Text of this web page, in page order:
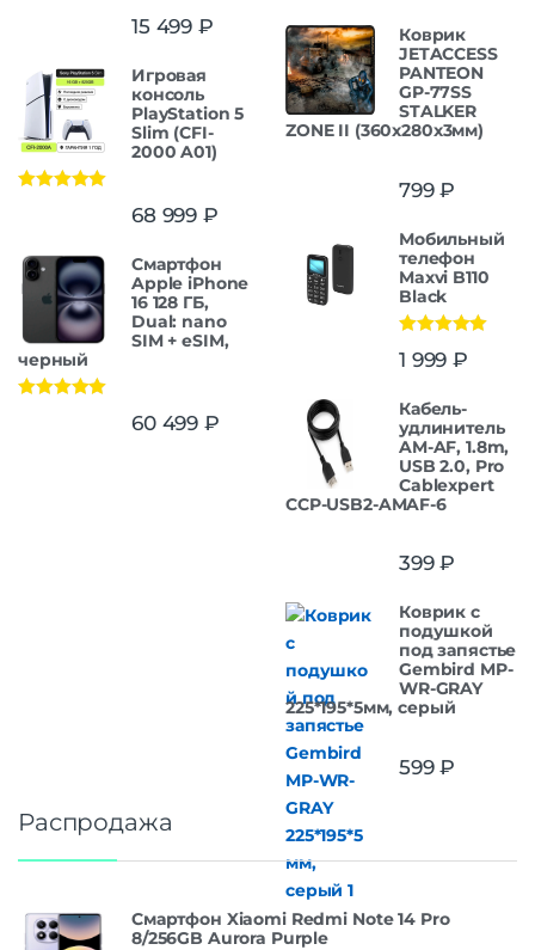
15 499 ₽
Игровая
консоль
PlayStation 5
Slim (CFI-
2000 A01)
68 999 ₽
Смартфон
Apple iPhone
16 128 ГБ,
Dual: nano
SIM + eSIM,
черный
60 499 ₽
Коврик
JETACCESS
PANTEON
GP-77SS
STALKER
ZONE II (360x280x3мм)
799₽
Мобильный
телефон
Maxvi B110
Black
из 5
1 999 ₽
Кабель-
удлинитель
AM-AF, 1.8m,
USB 2.0, Pro
Cablexpert
CCP-USB2-AMAF-6
399₽
Коврик с
подушкой
под запястье
Gembird MP-
WR-GRAY
225*195*5мм, серый
599₽
Распродажа
Смартфон Xiaomi Redmi Note 14 Pro
8/256GB Aurora Purple